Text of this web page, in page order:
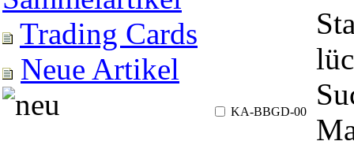
Trading Cards
Neue Artikel
KA-BBGD-00